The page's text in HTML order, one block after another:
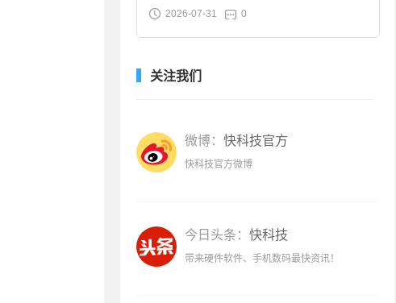
皂2斤大促
2026-07-31 0
关注我们
微博： 快科技官方
快科技官方微博
今日头条： 快科技
带来硬件软件、手机数码最快资讯！